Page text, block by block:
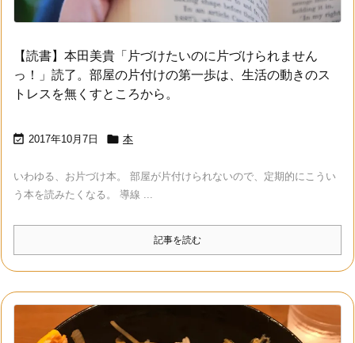
【読書】本田美貴「片づけたいのに片づけられません
っ！」読了。部屋の片付けの第一歩は、生活の動きのス
トレスを無くすところから。
 2017年10月7日  本
いわゆる、お片づけ本。 部屋が片付けられないので、定期的にこうい
う本を読みたくなる。 導線 ...
記事を読む